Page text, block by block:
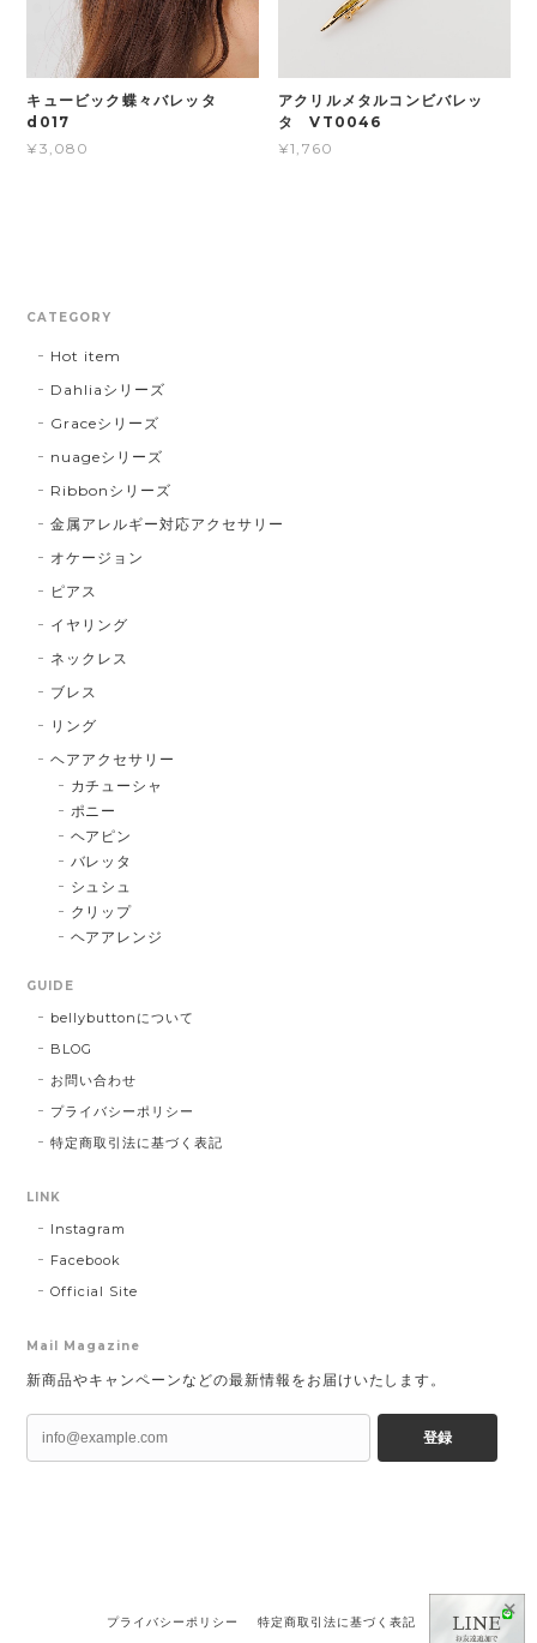
✕
キュービック蝶々バレッタ
d017
¥3,080
アクリルメタルコンビバレッ
タ VT0046
¥1,760
CATEGORY
Hot item
Dahliaシリーズ
Graceシリーズ
nuageシリーズ
Ribbonシリーズ
金属アレルギー対応アクセサリー
オケージョン
ピアス
イヤリング
ネックレス
ブレス
リング
ヘアアクセサリー
カチューシャ
ポニー
ヘアピン
バレッタ
シュシュ
クリップ
ヘアアレンジ
GUIDE
bellybuttonについて
BLOG
お問い合わせ
プライバシーポリシー
特定商取引法に基づく表記
LINK
Instagram
Facebook
Official Site
Mail Magazine
新商品やキャンペーンなどの最新情報をお届けいたします。
登録
プライバシーポリシー 特定商取引法に基づく表記